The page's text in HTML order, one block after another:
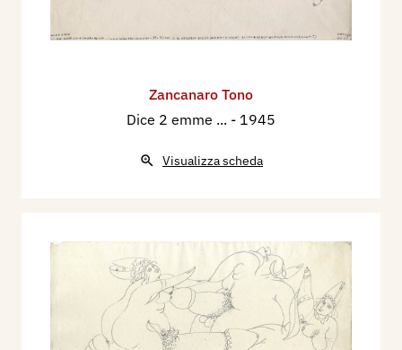
Zancanaro Tono
Dice 2 emme ... - 1945
Visualizza scheda